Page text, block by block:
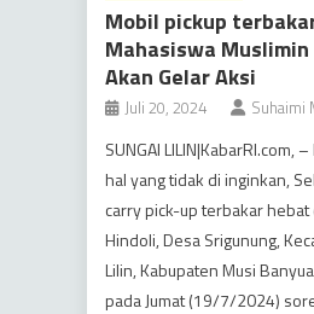
Mobil pickup
Mahasiswa
Akan Gelar Aksi
Juli 20, 2024 Suhaimi
SUNGAI LILIN|KabarRI.com,
hal yang tidak di inginkan,
carry pick-up terbakar hebat
Hindoli, Desa Srigunung,
Lilin, Kabupaten Musi
pada Jumat (19/7/2024)